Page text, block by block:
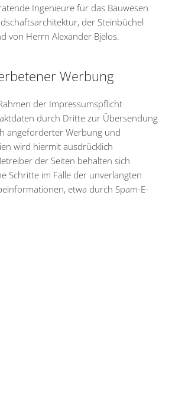
Ingenieure für das Bauwesen
der Steinbüchel
von Herrn Alexander Bjelos.
Werbung
der Impressumspflicht
durch Dritte zur Übersendung
angeforderter Werbung und
wird hiermit ausdrücklich
der Seiten behalten sich
Schritte im Falle der unverlangten
etwa durch Spam-E-